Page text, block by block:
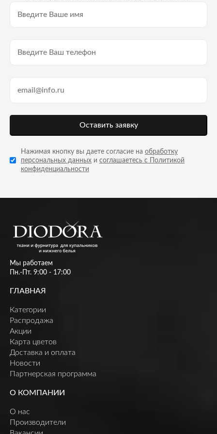
Оставить заявку
Нажимая кнопку вы даете согласие на обработку
персональных данных и соглашаетесь с Политикой
конфиденциальности
Мы работаем
Пн.-Пт. 9:00 - 17:00
ГЛАВНАЯ
Категории
Распродажа
Акции
Карта цветов
Доставка и оплата
Новости
Партнерская программа
О КОМПАНИИ
О нас
Производители